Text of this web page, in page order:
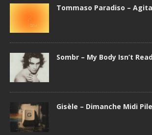
Tommaso Paradiso –
Sombr – My Body Isn’t
Gisèle – Dimanche Midi Pile